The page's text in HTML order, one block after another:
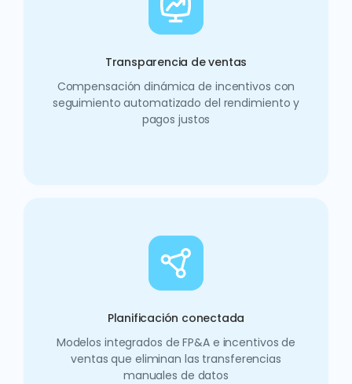
Transparencia de ventas
Compensación dinámica de incentivos con
seguimiento automatizado del rendimiento y
pagos justos
Planificación conectada
Modelos integrados de FP&A e incentivos de
ventas que eliminan las transferencias
manuales de datos